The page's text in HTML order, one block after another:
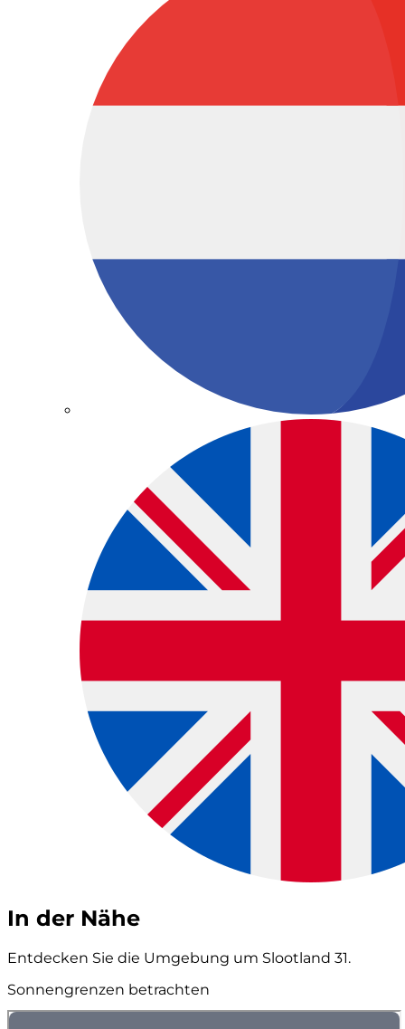
In der Nähe
Entdecken Sie die Umgebung um Slootland 31.
Sonnengrenzen betrachten